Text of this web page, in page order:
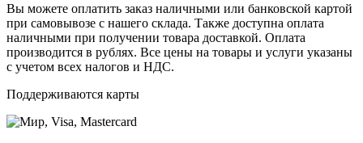
Вы можете оплатить заказ наличными или банковской картой
при самовывозе с нашего склада. Также доступна оплата
наличными при получении товара доставкой. Оплата
производится в рублях. Все цены на товары и услуги указаны
с учетом всех налогов и НДС.
Поддерживаются карты